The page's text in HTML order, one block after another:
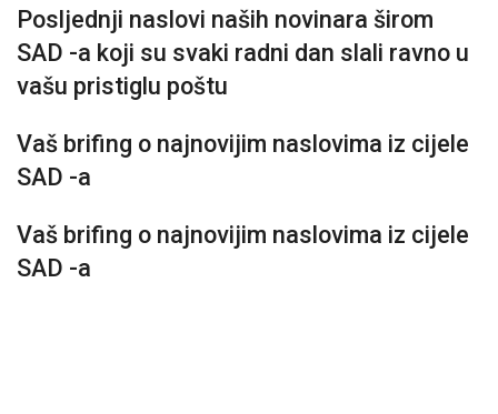
Posljednji naslovi naših novinara širom
SAD -a koji su svaki radni dan slali ravno u
vašu pristiglu poštu
Vaš brifing o najnovijim naslovima iz cijele
SAD -a
Vaš brifing o najnovijim naslovima iz cijele
SAD -a